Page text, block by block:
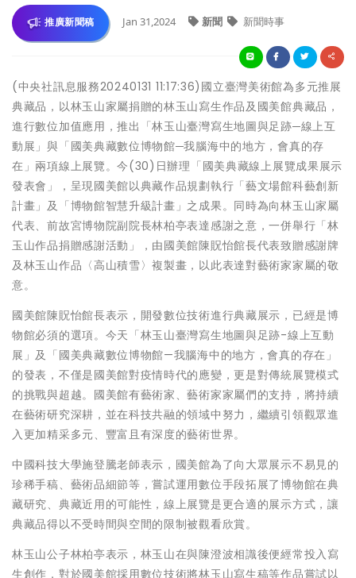
推廣新聞稿 Jan 31,2024 新聞 新聞時事
(中央社訊息服務20240131 11:17:36)國立臺灣美術館為多元推展
典藏品，以林玉山家屬捐贈的林玉山寫生作品及國美館典藏品，
進行數位加值應用，推出「林玉山臺灣寫生地圖與足跡─線上互
動展」與「國美典藏數位博物館─我腦海中的地方，會真的存
在」兩項線上展覽。今(30)日辦理「國美典藏線上展覽成果展示
發表會」，呈現國美館以典藏作品規劃執行「藝文場館科藝創新
計畫」及「博物館智慧升級計畫」之成果。同時為向林玉山家屬
代表、前故宮博物院副院長林柏亭表達感謝之意，一併舉行「林
玉山作品捐贈感謝活動」，由國美館陳貺怡館長代表致贈感謝牌
及林玉山作品〈高山積雪〉複製畫，以此表達對藝術家家屬的敬
意。
國美館陳貺怡館長表示，開發數位技術進行典藏展示，已經是博
物館必須的選項。今天「林玉山臺灣寫生地圖與足跡-線上互動
展」及「國美典藏數位博物館—我腦海中的地方，會真的存在」
的發表，不僅是國美館對疫情時代的應變，更是對傳統展覽模式
的挑戰與超越。國美館有藝術家、藝術家家屬們的支持，將持續
在藝術研究深耕，並在科技共融的領域中努力，繼續引領觀眾進
入更加精采多元、豐富且有深度的藝術世界。
中國科技大學施登騰老師表示，國美館為了向大眾展示不易見的
珍稀手稿、藝術品細節等，嘗試運用數位手段拓展了博物館在典
藏研究、典藏近用的可能性，線上展覽是更合適的展示方式，讓
典藏品得以不受時間與空間的限制被觀看欣賞。
林玉山公子林柏亭表示，林玉山在與陳澄波相識後便經常投入寫
生創作，對於國美館採用數位技術將林玉山寫生稿等作品嘗試以